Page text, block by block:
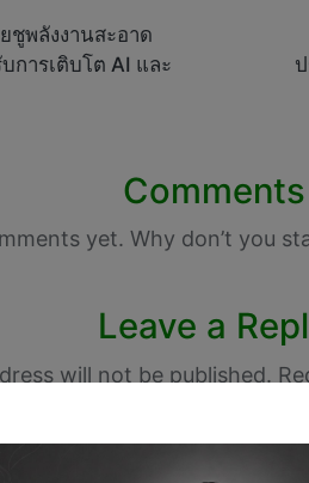
ชูพลังงานสะอาด
การเติบโต AI และ
Comments
yet. Why don’t you
Leave a
will not be published.